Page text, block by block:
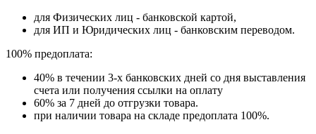
для Физических лиц - банковской картой,
для ИП и Юридических лиц - банковским переводом.
100% предоплата:
40% в течении 3-х банковских дней со дня выставления
счета или получения ссылки на оплату
60% за 7 дней до отгрузки товара.
при наличии товара на складе предоплата 100%.